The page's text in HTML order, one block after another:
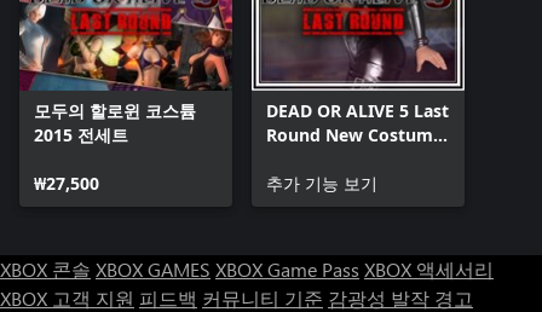
모두의 할로윈 코스튬
2015 전세트
₩27,500
DEAD OR ALIVE 5 Last
Round New Costume
추가 기능 보기
XBOX 콘솔 XBOX GAMES XBOX Game Pass XBOX 액세서리
XBOX 고객 지원 피드백 커뮤니티 기준 감광성 발작 경고